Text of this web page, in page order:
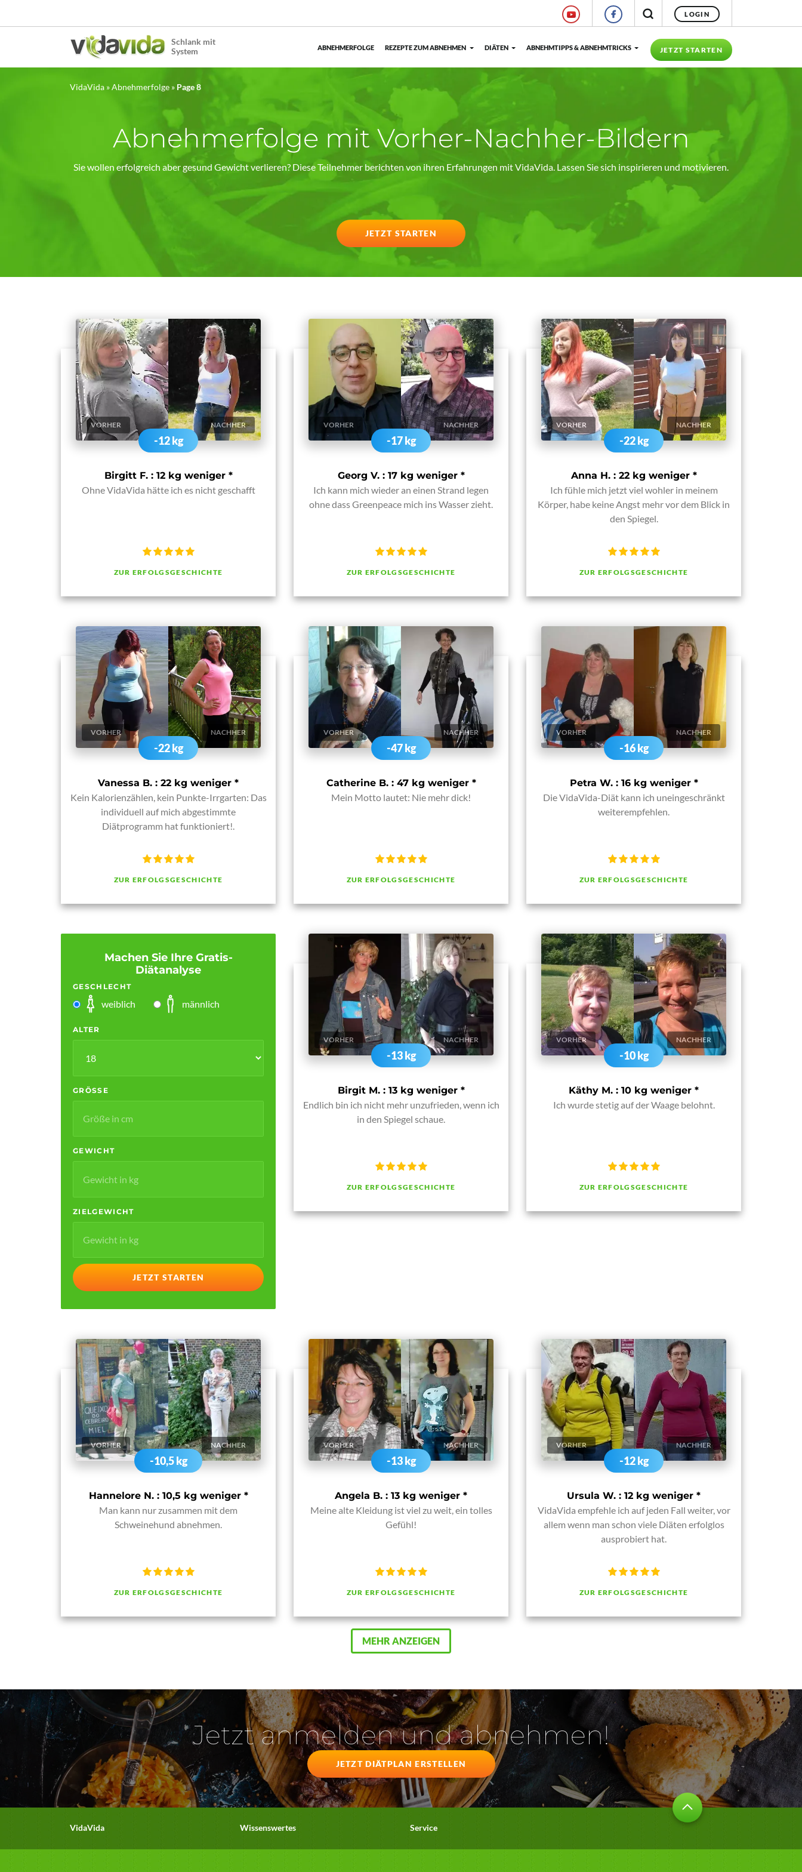
LOGIN
Schlank mit
System
JETZT STARTEN
ABNEHMERFOLGE REZEPTE ZUM ABNEHMEN DIÄTEN ABNEHMTIPPS & ABNEHMTRICKS
VidaVida »Abnehmerfolge » Page 8
Abnehmerfolge mit Vorher-Nachher-Bildern
Sie wollen erfolgreich aber gesund Gewicht verlieren? Diese Teilnehmer berichten von ihren Erfahrungen mit VidaVida. Lassen Sie sich inspirieren und motivieren.
JETZT STARTEN
VORHER NACHHER
-12 kg
Birgitt F. : 12 kg weniger *
Ohne VidaVida hätte ich es nicht geschafft
ZUR ERFOLGSGESCHICHTE
VORHER NACHHER
-17 kg
Georg V. : 17 kg weniger *
Ich kann mich wieder an einen Strand legen
ohne dass Greenpeace mich ins Wasser zieht.
ZUR ERFOLGSGESCHICHTE
VORHER NACHHER
-22 kg
Anna H. : 22 kg weniger *
Ich fühle mich jetzt viel wohler in meinem
Körper, habe keine Angst mehr vor dem Blick in
den Spiegel.
ZUR ERFOLGSGESCHICHTE
VORHER NACHHER
-22 kg
Vanessa B. : 22 kg weniger *
Kein Kalorienzählen, kein Punkte-Irrgarten: Das
individuell auf mich abgestimmte
Diätprogramm hat funktioniert!.
ZUR ERFOLGSGESCHICHTE
VORHER NACHHER
-47 kg
Catherine B. : 47 kg weniger *
Mein Motto lautet: Nie mehr dick!
ZUR ERFOLGSGESCHICHTE
VORHER NACHHER
-16 kg
Petra W. : 16 kg weniger *
Die VidaVida-Diät kann ich uneingeschränkt
weiterempfehlen.
ZUR ERFOLGSGESCHICHTE
Machen Sie Ihre Gratis-
Diätanalyse
GESCHLECHT
weiblich männlich
ALTER
GRÖSSE
GEWICHT
ZIELGEWICHT
VORHER NACHHER
-13 kg
Birgit M. : 13 kg weniger *
Endlich bin ich nicht mehr unzufrieden, wenn ich
in den Spiegel schaue.
ZUR ERFOLGSGESCHICHTE
VORHER NACHHER
-10 kg
Käthy M. : 10 kg weniger *
Ich wurde stetig auf der Waage belohnt.
ZUR ERFOLGSGESCHICHTE
VORHER NACHHER
-10,5 kg
Hannelore N. : 10,5 kg weniger *
Man kann nur zusammen mit dem
Schweinehund abnehmen.
ZUR ERFOLGSGESCHICHTE
VORHER NACHHER
-13 kg
Angela B. : 13 kg weniger *
Meine alte Kleidung ist viel zu weit, ein tolles
Gefühl!
ZUR ERFOLGSGESCHICHTE
VORHER NACHHER
-12 kg
Ursula W. : 12 kg weniger *
VidaVida empfehle ich auf jeden Fall weiter, vor
allem wenn man schon viele Diäten erfolglos
ausprobiert hat.
ZUR ERFOLGSGESCHICHTE
MEHR ANZEIGEN
Jetzt anmelden und abnehmen!
JETZT DIÄTPLAN ERSTELLEN
VidaVida Wissenswertes Service